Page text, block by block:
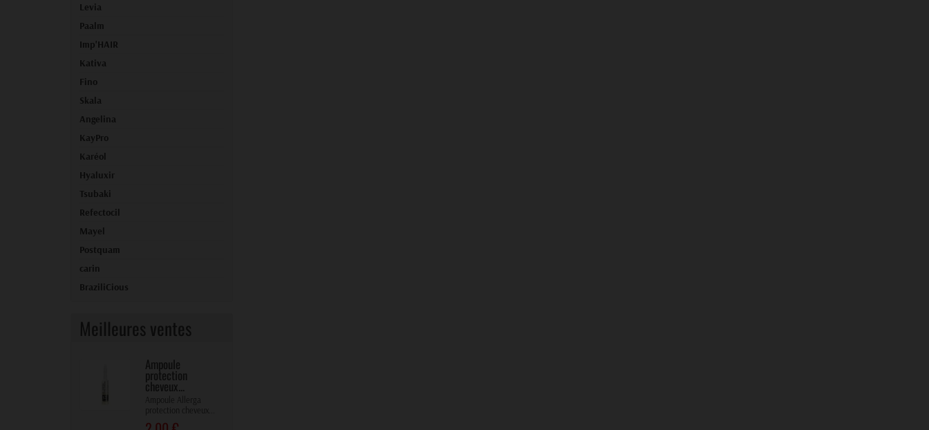
Levia
Paalm
Imp'HAIR
Kativa
Fino
Skala
Angelina
KayPro
Karéol
Hyaluxir
Tsubaki
Refectocil
Mayel
Postquam
carin
BraziliCious
Meilleures ventes
Ampoule
protection
cheveux...
Ampoule Allerga
protection cheveux...